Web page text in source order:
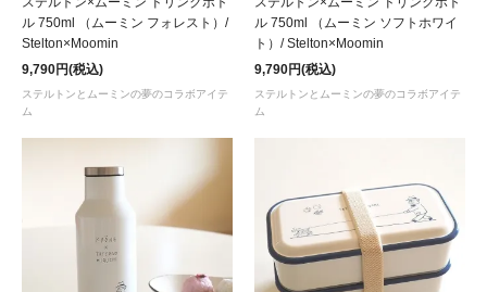
ル 750ml （ムーミン フォレスト）/
Stelton×Moomin
9,790円(税込)
ステルトンとムーミンの夢のコラボアイテ
ム
ル 750ml （ムーミン ソフトホワイ
ト）/ Stelton×Moomin
9,790円(税込)
ステルトンとムーミンの夢のコラボアイテ
ム